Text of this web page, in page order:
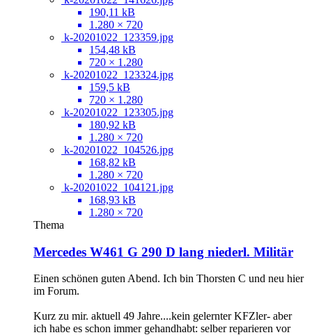
190,11 kB
1.280 × 720
k-20201022_123359.jpg
154,48 kB
720 × 1.280
k-20201022_123324.jpg
159,5 kB
720 × 1.280
k-20201022_123305.jpg
180,92 kB
1.280 × 720
k-20201022_104526.jpg
168,82 kB
1.280 × 720
k-20201022_104121.jpg
168,93 kB
1.280 × 720
Thema
Mercedes W461 G 290 D lang niederl. Militär
Einen schönen guten Abend. Ich bin Thorsten C und neu hier
im Forum.
Kurz zu mir. aktuell 49 Jahre....kein gelernter KFZler- aber
ich habe es schon immer gehandhabt: selber reparieren vor